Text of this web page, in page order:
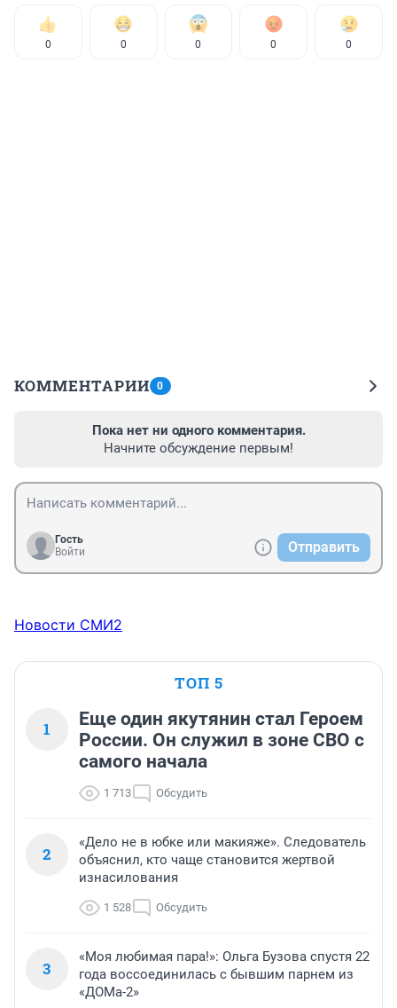
0 0 0 0 0
КОММЕНТАРИИ 0
Пока нет ни одного комментария.
Начните обсуждение первым!
Гость
Войти
Отправить
Новости СМИ2
ТОП 5
1
Еще один якутянин стал Героем
России. Он служил в зоне СВО с
самого начала
1 713 Обсудить
2
«Дело не в юбке или макияже». Следователь
объяснил, кто чаще становится жертвой
изнасилования
1 528 Обсудить
3
«Моя любимая пара!»: Ольга Бузова спустя 22
года воссоединилась с бывшим парнем из
«ДОМа-2»